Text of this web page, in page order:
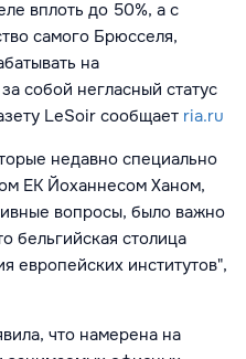
вплоть до 50%, а с
самого Брюсселя,
на
собой негласный статус
LeSoir сообщает ria.ru
недавно специально
ЕК Йоханнесом Ханом,
вопросы, было важно
бельгийская столица
европейских институтов",
что намерена на